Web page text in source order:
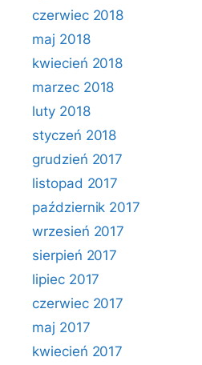
czerwiec 2018
maj 2018
kwiecień 2018
marzec 2018
luty 2018
styczeń 2018
grudzień 2017
listopad 2017
październik 2017
wrzesień 2017
sierpień 2017
lipiec 2017
czerwiec 2017
maj 2017
kwiecień 2017